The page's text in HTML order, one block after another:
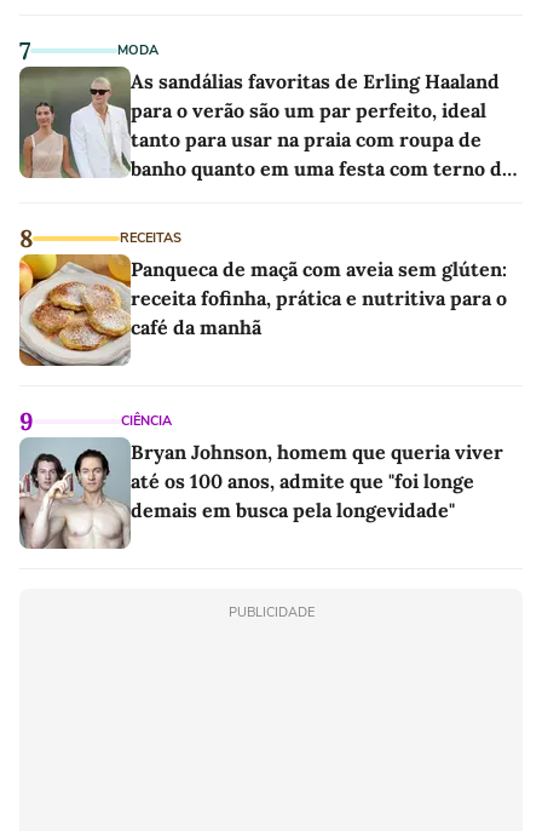
7 MODA
As sandálias favoritas de Erling Haaland
para o verão são um par perfeito, ideal
tanto para usar na praia com roupa de
banho quanto em uma festa com terno de
8 RECEITAS
Panqueca de maçã com aveia sem glúten:
receita fofinha, prática e nutritiva para o
café da manhã
9 CIÊNCIA
Bryan Johnson, homem que queria viver
até os 100 anos, admite que "foi longe
demais em busca pela longevidade"
PUBLICIDADE